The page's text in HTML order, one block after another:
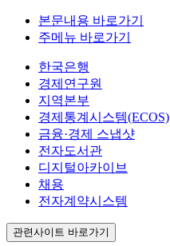
본문내용 바로가기
주메뉴 바로가기
한국은행
경제연구원
지역본부
경제통계시스템(ECOS)
금융·경제 스냅샷
전자도서관
디지털아카이브
채용
전자계약시스템
관련사이트 바로가기